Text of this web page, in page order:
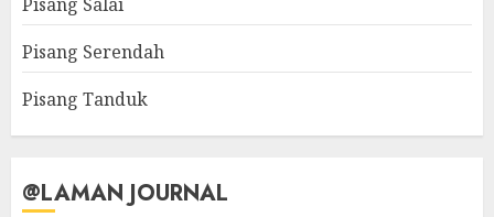
Pisang Serendah
Pisang Tanduk
@LAMAN JOURNAL